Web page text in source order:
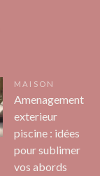
MAISON
Amenagement
exterieur
piscine : idées
pour sublimer
vos abords